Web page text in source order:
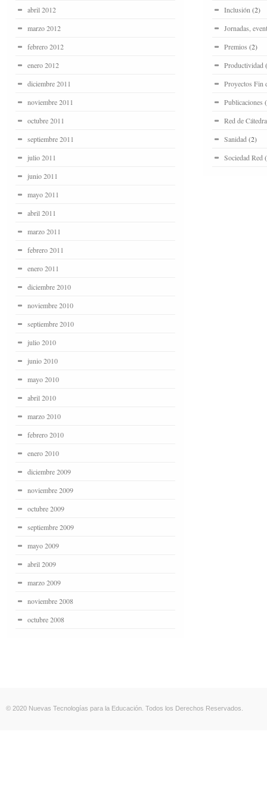
abril 2012
marzo 2012
febrero 2012
enero 2012
diciembre 2011
noviembre 2011
octubre 2011
septiembre 2011
julio 2011
junio 2011
mayo 2011
abril 2011
marzo 2011
febrero 2011
enero 2011
diciembre 2010
noviembre 2010
septiembre 2010
julio 2010
junio 2010
mayo 2010
abril 2010
marzo 2010
febrero 2010
enero 2010
diciembre 2009
noviembre 2009
octubre 2009
septiembre 2009
mayo 2009
abril 2009
marzo 2009
noviembre 2008
octubre 2008
Inclusión (2)
Jornadas,
Premios (2)
Productividad
Proyectos Fin
Publicaciones
Red de
Sanidad (2)
Sociedad Red
© 2020 Nuevas Tecnologías para la Educación. Todos los Derechos Reservados.